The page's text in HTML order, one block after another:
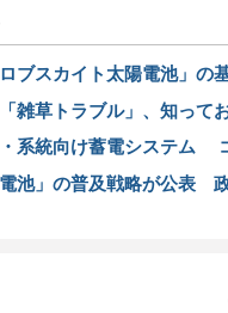
ブスカイト太陽電池」の
雑草トラブル」、知って
系統向け蓄電システム
電池」の普及戦略が公表